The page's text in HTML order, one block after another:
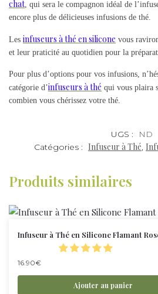
chat, qui sera le compagnon idéal de
encore plus de délicieuses infusions de thé.
Les infuseurs à thé en silicone vous
et leur praticité au quotidien pour la
Pour plus d’options pour vos infusions,
catégorie d’infuseurs à thé qui vous plaira
combien vous chérissez votre thé.
UGS :
ND
Catégories :
Infuseur à Thé,
Produits similaires
Infuseur à Thé en Silicone Flamant
16.90€
Ajouter au panier